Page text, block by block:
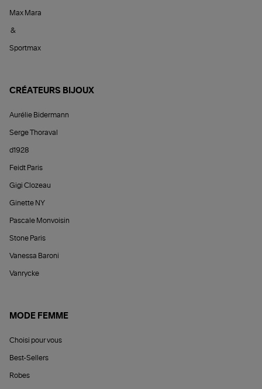
Max Mara
&
Sportmax
CRÉATEURS BIJOUX
Aurélie Bidermann
Serge Thoraval
d1928
Feidt Paris
Gigi Clozeau
Ginette NY
Pascale Monvoisin
Stone Paris
Vanessa Baroni
Vanrycke
MODE FEMME
Choisi pour vous
Best-Sellers
Robes